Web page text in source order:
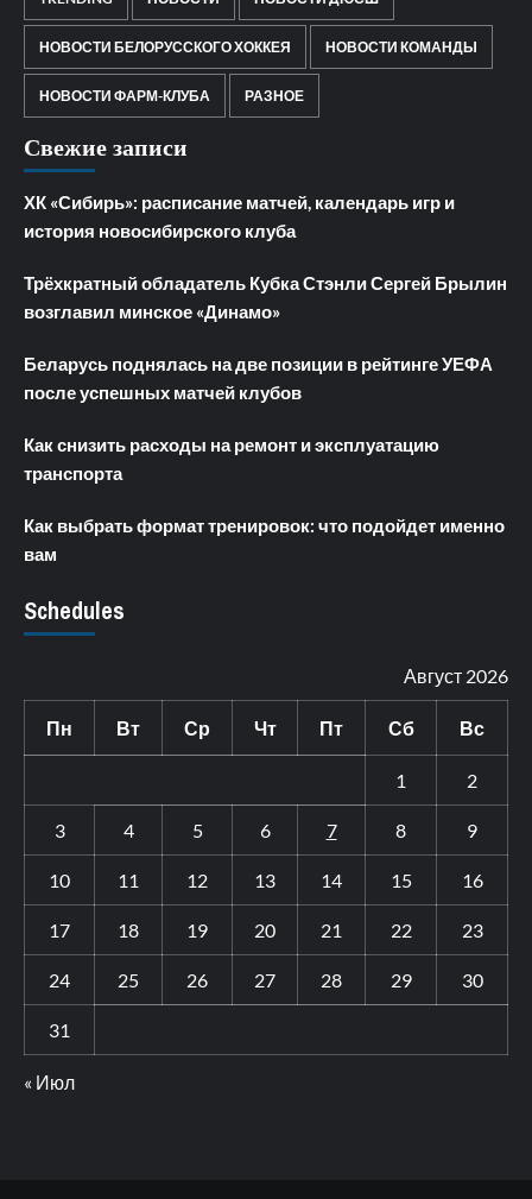
НОВОСТИ БЕЛОРУССКОГО ХОККЕЯ НОВОСТИ КОМАНДЫ
НОВОСТИ ФАРМ-КЛУБА РАЗНОЕ
Свежие записи
ХК «Сибирь»: расписание матчей, календарь игр и
история новосибирского клуба
Трёхкратный обладатель Кубка Стэнли Сергей Брылин
возглавил минское «Динамо»
Беларусь поднялась на две позиции в рейтинге УЕФА
после успешных матчей клубов
Как снизить расходы на ремонт и эксплуатацию
транспорта
Как выбрать формат тренировок: что подойдет именно
вам
Schedules
Август 2026
Пн Вт Ср Чт Пт Сб Вс
1 2
3 4 5 6 7 8 9
10 11 12 13 14 15 16
17 18 19 20 21 22 23
24 25 26 27 28 29 30
31
« Июл